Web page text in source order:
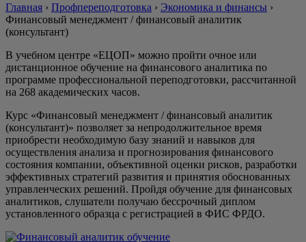
Главная › Профпереподготовка › Экономика и финансы ›
Финансовый менеджмент / финансовый аналитик
(консультант)
В учебном центре «ЕЦОП» можно пройти очное или
дистанционное обучение на финансового аналитика по
программе профессиональной переподготовки, рассчитанной
на 268 академических часов.
Курс «Финансовый менеджмент / финансовый аналитик
(консультант)» позволяет за непродолжительное время
приобрести необходимую базу знаний и навыков для
осуществления анализа и прогнозирования финансового
состояния компании, объективной оценки рисков, разработки
эффективных стратегий развития и принятия обоснованных
управленческих решений. Пройдя обучение для финансовых
аналитиков, слушатели получаю бессрочный диплом
установленного образца с регистрацией в ФИС ФРДО.